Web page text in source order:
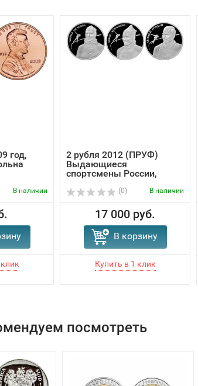
год,
В наличии
2 рубля 2012 (ПРУФ)
Выдающиеся
спортсмены России,
(0) В наличии
17 000 руб.
В корзину
посмотреть